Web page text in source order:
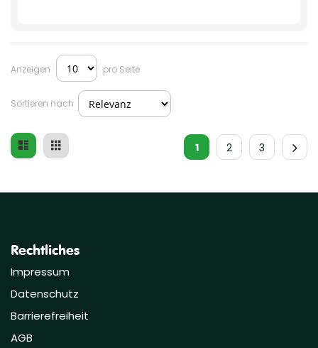
Anzeigen pro Seite
Sortieren nach
1 2 3
Ansicht
Liste Raster
Rechtliches
Impressum
Datenschutz
Barrierefreiheit
AGB